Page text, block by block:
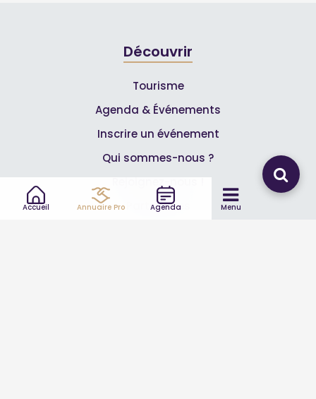
Accueil Annuaire Pro Agenda Menu
Découvrir
Tourisme
Agenda & Événements
Inscrire un événement
Qui sommes-nous ?
Rejoignez-nous !
Partenaires